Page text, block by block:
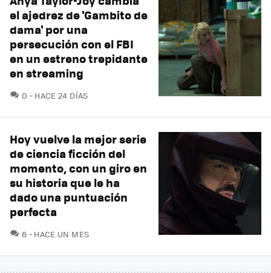
el ajedrez de 'Gambito de
dama' por una
persecución con el FBI
en un estreno trepidante
en streaming
0 COMENTARIOS
HACE 24 DÍAS
Hoy vuelve la mejor serie
de ciencia ficción del
momento, con un giro en
su historia que le ha
dado una puntuación
perfecta
6 COMENTARIOS
HACE UN MES